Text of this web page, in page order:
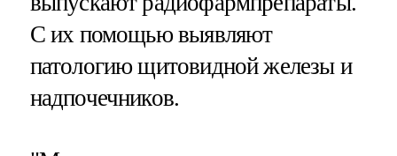
С их помощью выявляют
патологию щитовидной железы и
надпочечников.